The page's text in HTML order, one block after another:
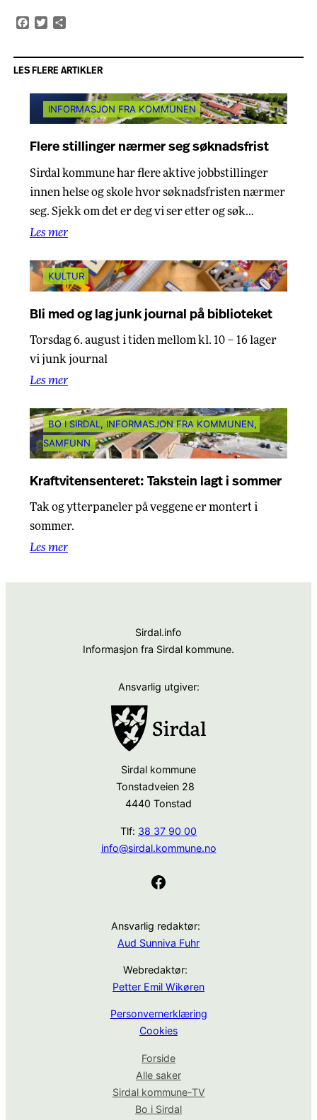
Facebook
Twitter
LES FLERE ARTIKLER
INFORMASJON FRA KOMMUNEN
Flere stillinger nærmer seg søknadsfrist
Sirdal kommune har flere aktive jobbstillinger
innen helse og skole hvor søknadsfristen nærmer
seg. Sjekk om det er deg vi ser etter og søk…
Les mer
KULTUR
Bli med og lag junk journal på biblioteket
Torsdag 6. august i tiden mellom kl. 10 – 16 lager
vi junk journal
Les mer
BO I SIRDAL, INFORMASJON FRA KOMMUNEN
SAMFUNN
Kraftvitensenteret: Takstein lagt i sommer
Tak og ytterpaneler på veggene er montert i
sommer.
Les mer
Sirdal.info
Informasjon fra Sirdal kommune.
Ansvarlig utgiver:
Sirdal kommune
Tonstadveien 28
4440 Tonstad
Tlf: 38 37 90 00
info@sirdal.kommune.no
Facebook
Ansvarlig redaktør:
Aud Sunniva Fuhr
Webredaktør:
Petter Emil Wikøren
Personvernerklæring
Cookies
Forside
Alle saker
Sirdal kommune-TV
Bo i Sirdal